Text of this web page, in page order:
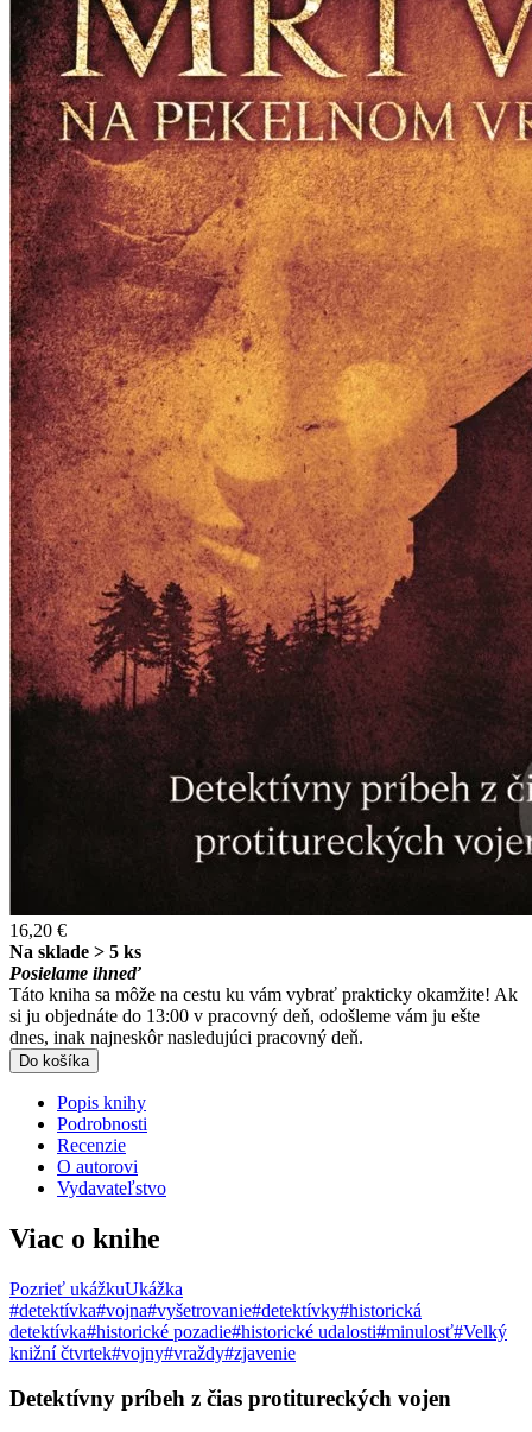
16,20 €
Na sklade > 5 ks
Posielame ihneď
Táto kniha sa môže na cestu ku vám vybrať prakticky okamžite! Ak
si ju objednáte do 13:00 v pracovný deň, odošleme vám ju ešte
dnes, inak najneskôr nasledujúci pracovný deň.
Do košíka
Popis knihy
Podrobnosti
Recenzie
O autorovi
Vydavateľstvo
Viac o knihe
Pozrieť ukážkuUkážka
#detektívka#vojna#vyšetrovanie#detektívky#historická
detektívka#historické pozadie#historické udalosti#minulosť#Velký
knižní čtvrtek#vojny#vraždy#zjavenie
Detektívny príbeh z čias protitureckých vojen